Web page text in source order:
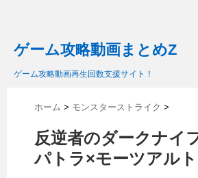
ゲーム攻略動画まとめZ
ゲーム攻略動画再生回数支援サイト！
ホーム > モンスターストライク >
反逆者のダークナ
パトラ×モーツアルト